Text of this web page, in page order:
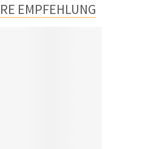
EMPFEHLUNG